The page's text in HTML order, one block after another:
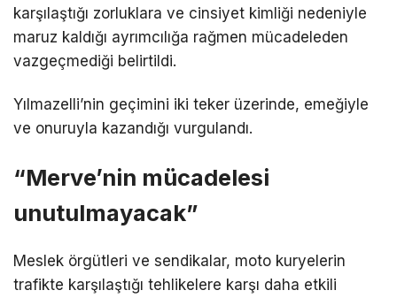
karşılaştığı zorluklara ve cinsiyet kimliği nedeniyle
maruz kaldığı ayrımcılığa rağmen mücadeleden
vazgeçmediği belirtildi.
Yılmazelli’nin geçimini iki teker üzerinde, emeğiyle
ve onuruyla kazandığı vurgulandı.
“Merve’nin mücadelesi
unutulmayacak”
Meslek örgütleri ve sendikalar, moto kuryelerin
trafikte karşılaştığı tehlikelere karşı daha etkili